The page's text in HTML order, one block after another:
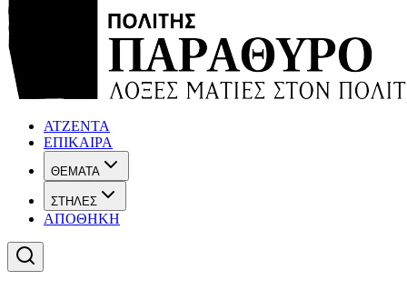
ΑΤΖΕΝΤΑ
ΕΠΙΚΑΙΡΑ
ΘΕΜΑΤΑ
ΣΤΗΛΕΣ
ΑΠΟΘΗΚΗ